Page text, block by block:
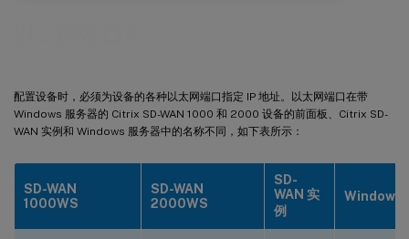
配置设备时，必须为设备的各种以太网端口指定 IP 地址。以太网端口在带
Windows 服务器的 Citrix SD-WAN 1000 和 2000 设备的前面板、Citrix SD-
WAN 实例和 Windows 服务器中的名称不同，如下表所示：
SD-WAN
1000WS
SD-WAN
2000WS
SD-
WAN 实
例
Windows